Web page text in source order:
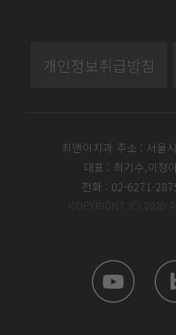
개인정보취급방침
최앤이치과 주소 : 서울
대표 : 최기수,이정
전화 : 02-6271-
COPYRIGHT (C) 2020